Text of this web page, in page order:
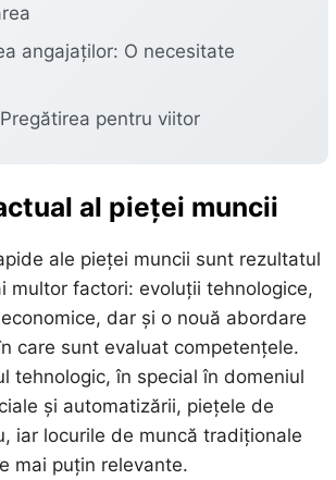
angajaților: O necesitate
pentru viitor
al pieței muncii
ale pieței muncii sunt rezultatul
multor factori: evoluții tehnologice,
dar și o nouă abordare
care sunt evaluat competențele.
tehnologic, în special în domeniul
și automatizării, piețele de
iar locurile de muncă tradiționale
mai puțin relevante.